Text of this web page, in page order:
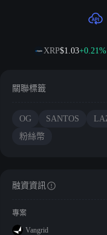
XRP$1.03+0.21%
關聯標籤
OG SANTOS
粉絲幣
融資資訊
專案
Vangrid